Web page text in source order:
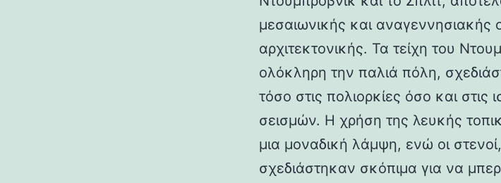
μεσαιωνικής και αναγεννησιακής
αρχιτεκτονικής. Τα τείχη του
ολόκληρη την παλιά πόλη,
τόσο στις πολιορκίες όσο και στις
σεισμών. Η χρήση της λευκής
μια μοναδική λάμψη, ενώ οι
σχεδιάστηκαν σκόπιμα για να